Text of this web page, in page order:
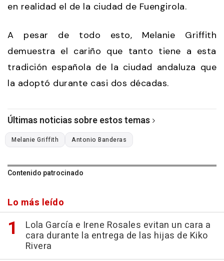
en realidad el de la ciudad de Fuengirola.
A pesar de todo esto, Melanie Griffith
demuestra el cariño que tanto tiene a esta
tradición española de la ciudad andaluza que
la adoptó durante casi dos décadas.
Últimas noticias sobre estos temas
Melanie Griffith Antonio Banderas
Contenido patrocinado
Lo más leído
Lola García e Irene Rosales evitan un cara a
cara durante la entrega de las hijas de Kiko
Rivera